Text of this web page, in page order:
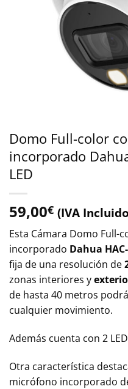
Domo Full-color
incorporado
LED
59,00€ (IVA
Esta Cámara Domo Full-
incorporado Dahua
fija de una resolución de
zonas interiores y
de hasta 40 metros
cualquier movimiento.
Además cuenta con 2
Otra característica
micrófono incorporado